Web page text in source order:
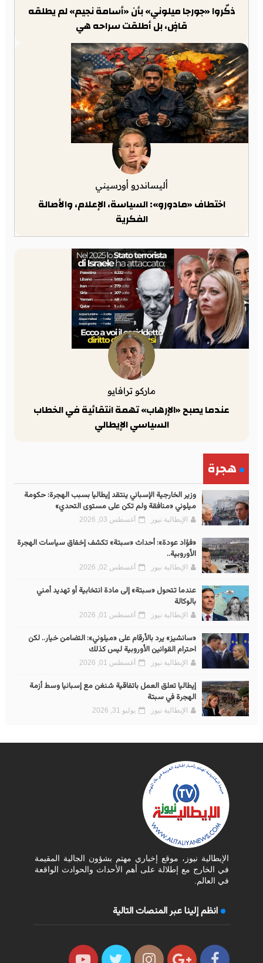
ذكّروا «جورجا ميلوني» بأن «أسامة نجيم» لم يطلقه
قاضٍ، بل أطلقت سراحه هي
أليساندرو أورسيني
اختطاف «مادورو»: السياسة، الإعلام، والأصالة
الفكرية
ماركو ترافايو
عندما يصبح «الإرهاب» تهمة انتقائية في الخطاب
السياسي الإيطالي
هجرة
وزير الخارجية الإسباني ينتقد إيطاليا بسبب الهجرة: حكومة
ميلوني «منافقة ولم تكن على مستوى التحدي»
الإيطالية نيوز أغسطس 03, 2026
«فؤاد عودة»: أحداث «سبتة» تكشف إخفاق سياسات الهجرة
الأوروبية..
الإيطالية نيوز أغسطس 02, 2026
عندما تتحول «سبتة» إلى مادة انتخابية أو تهديد أمني
بالوكالة
الإيطالية نيوز أغسطس 01, 2026
«سانشيز» يرد بالأرقام على «ميلوني»: التضامن خيار.. لكن
احترام القوانين الأوروبية ليس كذلك
الإيطالية نيوز أغسطس 01, 2026
إيطاليا تعلق العمل باتفاقية شنغن مع إسبانيا وسط أزمة
الهجرة في سبتة
الإيطالية نيوز يوليو 31, 2026
الإيطالية نيوز، موقع إخباري مهتم بشؤون الجالية المقيمة
في الخارج مع إطلالة على أهم الأحداث والحوادث الواقعة
في العالم.
انظم إلينا عبر المنصات التالية